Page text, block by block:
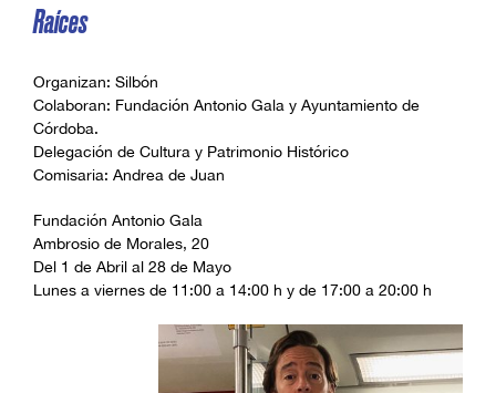
Raíces
Organizan: Silbón
Colaboran: Fundación Antonio Gala y Ayuntamiento de
Córdoba.
Delegación de Cultura y Patrimonio Histórico
Comisaria: Andrea de Juan
Fundación Antonio Gala
Ambrosio de Morales, 20
Del 1 de Abril al 28 de Mayo
Lunes a viernes de 11:00 a 14:00 h y de 17:00 a 20:00 h